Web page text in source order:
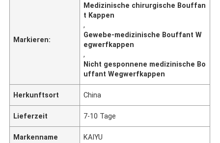
Markieren:
Medizinische chirurgische Bouffan
t Kappen
,
Gewebe-medizinische Bouffant W
egwerfkappen
,
Nicht gesponnene medizinische Bo
uffant Wegwerfkappen
Herkunftsort China
Lieferzeit 7-10 Tage
Markenname KAIYU